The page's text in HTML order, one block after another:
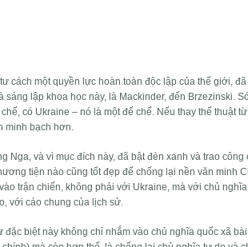
cách một quyền lực hoàn toàn độc lập của thế giới,
lập khoa học này, là Mackinder, đến Brzezinski.
có Ukraine – nó là một đế chế. Nếu thay thế thuật từ
minh bạch hơn.
và vì mục đích này, đã bật đèn xanh và trao công
tiện nào cũng tốt đẹp để chống lại nền văn minh
trận chiến, không phải với Ukraine, mà với chủ
với cáo chung của lịch sử.
biệt này không chỉ nhắm vào chủ nghĩa quốc xã